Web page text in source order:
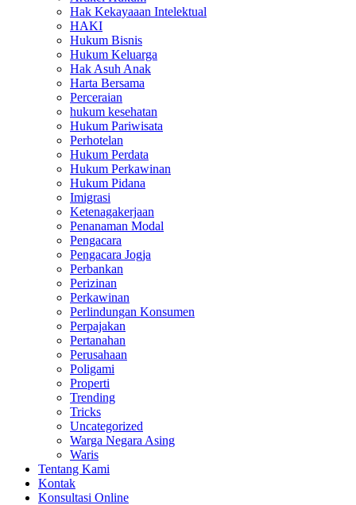
Hak Kekayaaan Intelektual
HAKI
Hukum Bisnis
Hukum Keluarga
Hak Asuh Anak
Harta Bersama
Perceraian
hukum kesehatan
Hukum Pariwisata
Perhotelan
Hukum Perdata
Hukum Perkawinan
Hukum Pidana
Imigrasi
Ketenagakerjaan
Penanaman Modal
Pengacara
Pengacara Jogja
Perbankan
Perizinan
Perkawinan
Perlindungan Konsumen
Perpajakan
Pertanahan
Perusahaan
Poligami
Properti
Trending
Tricks
Uncategorized
Warga Negara Asing
Waris
Tentang Kami
Kontak
Konsultasi Online